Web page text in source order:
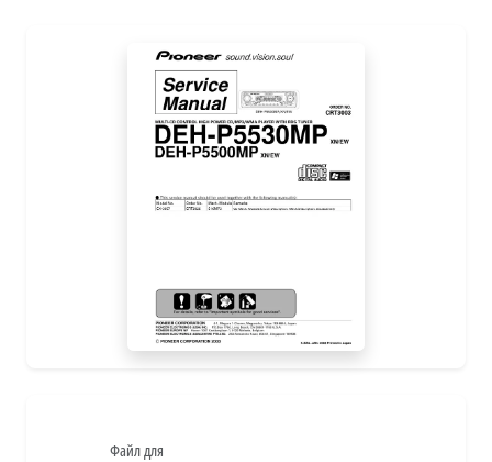
Файл для